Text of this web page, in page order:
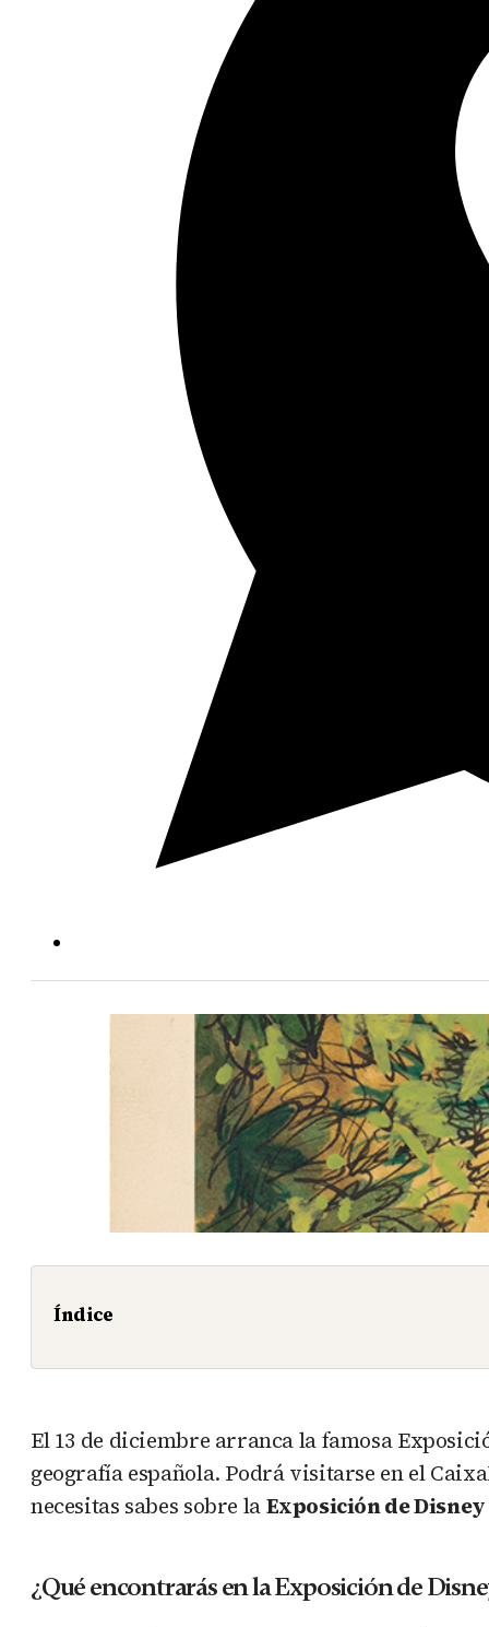
Índice
El 13 de diciembre arranca la famosa
geografía española. Podrá visitarse en el
necesitas sabes sobre laExposición de
¿Qué encontrarás en la Exposición de